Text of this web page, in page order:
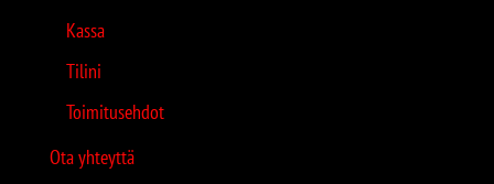
Kassa
Tilini
Toimitusehdot
Ota yhteyttä